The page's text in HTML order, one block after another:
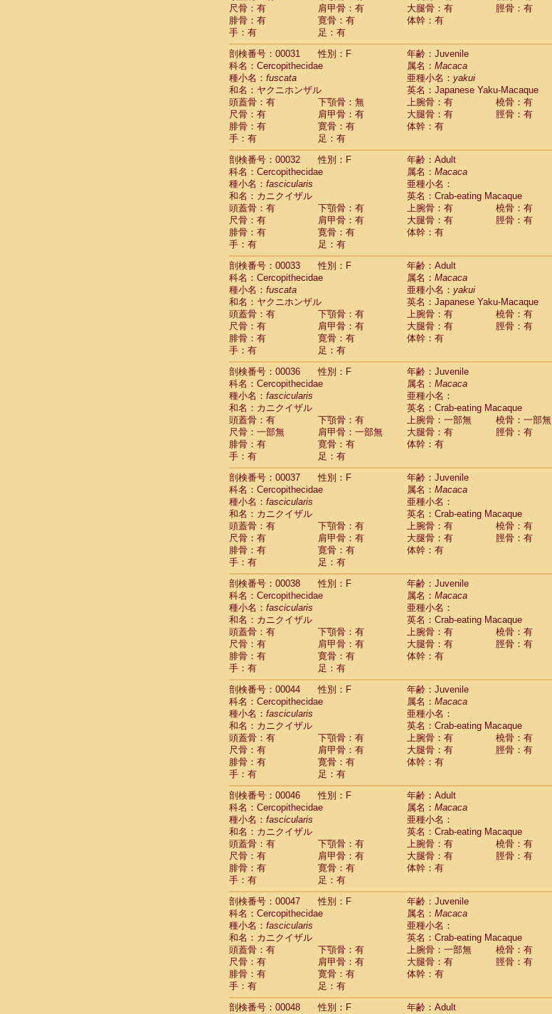
(0)
Pitheciidae Callicebus
Pitheciidae Chiropotes satanas
Pitheciidae Pithecia monachus
Pitheciidae Pithecia pithecia (0)
Cercopithecidae Cercocebus agilis (0)
Cercopithecidae Cercocebus galeritus chrysogaster
Cercopithecidae Cercocebus torquatus atys (0)
CercopithecidaeCercocebus torquatus lunulatus(1)
CercopithecidaeCercocebus torquatus torquatus(0)
CercopithecidaeCercocebus hybrid(2)
CercopithecidaeCercocebus
CercopithecidaeLophocebus albigena(0)
Cercopithecidae (0)
Cercopithecidae Papio cynocephalus (7)
Cercopithecidae Papio hamadryas(1)
CercopithecidaePapio papio
CercopithecidaePapio
CercopithecidaeMandrillus leucophaeus
CercopithecidaeMandrillus sphinx
CercopithecidaeTheropithecus gelada(0)
CercopithecidaeMacaca arctoides(3)
Cercopithecidae Macaca assamensis
Cercopithecidae Macaca brunnescens (0)
CercopithecidaeMacaca cyclopis (17)
CercopithecidaeMacaca fascicularis (313)
CercopithecidaeMacaca fuscaca fuscata
CercopithecidaeMacaca fuscata yakui
CercopithecidaeMacaca fuscatahybrid(1)
CercopithecidaeMacaca maura(3)
Cercopithecidae Macaca mulatta(55)
Cercopithecidae Macaca nemestrina(3)
Cercopithecidae Macaca nigra(0)
CercopithecidaeMacaca radiata(27)
CercopithecidaeMacaca silenus(0)
CercopithecidaeMacaca sinica (1)
CercopithecidaeMacaca sylvanus
CercopithecidaeMacaca thibetana (0)
Cercopithecidae Macaca tonkeana (0)
Cercopithecidae hybrid(1)
Cercopithecidae (0)
CercopithecidaeAllenopithecus nigroviridis
CercopithecidaeCercopithecus ascanius
CercopithecidaeCercopithecus ascanius schmidti
CercopithecidaeCercopithecus cephus
CercopithecidaeCercopithecus diana
CercopithecidaeCercopithecus hamlyni
Cercopithecidae Cercopithecus lhoesti
Cercopithecidae Cercopithecus mitis(1)
CercopithecidaeCercopithecus mitis doggetti
CercopithecidaeCercopithecus mitis albogularis(0)
CercopithecidaeCercopithecus mona
CercopithecidaeCercopithecus neglectus
CercopithecidaeCercopithecus nigroviridis(0)
CercopithecidaeCercopithecus petaurista buettikoferi
Cercopithecidae Cercopithecusspp.(0)
Cercopithecidae Chlorocebus aethiops
CercopithecidaeChlorocebus pygerythrus cynosuros (0)
CercopithecidaeErythrocebus patas (30)
CercopithecidaeMiopithecus talapoin
CercopithecidaeCercopithecinae spp.
CercopithecidaeColobus angolensis
CercopithecidaeColobus guereza (0)
Cercopithecidae Colobus polykomos(0)
Cercopithecidae Piliocolobus badius(0)
Cercopithecidae Kasi senex vetulus(1)
CercopithecidaeKasi senex
CercopithecidaeNasalis larvatus(0)
CercopithecidaePresbytes melalophos
CercopithecidaePygathrix nemaeus
CercopithecidaeSemnopithecus entellus(15)
Cercopithecidae Trachypithecus cristatus(0)
Cercopithecidae Trachypithecus francoisi
Cercopithecidae Trachypithecus obscurus(4)
CercopithecidaeTrachypithecus pileatus(0)
CercopithecidaeColobinae spp.(0)
CercopithecidaePresbytesinaespp.(0)
CercopithecidaeCercopithecidae
HylobatidaeHoolock hoolock(1)
尺骨：有
肩甲骨：有 大腿骨：有
脛骨：有
腓骨：有
寛骨：有
体幹：有
手：有
足：有
剖検番号：00031
性別：F
年齢：Juvenile
科名：Cercopithecidae
属名： Macaca
種小名： fuscata 亜種小名： yakui
和名：ヤクニホンザル
英名：Japanese Yaku-Macaque
頭蓋骨：有
下顎骨：無 上腕骨：有
橈骨：有
尺骨：有
肩甲骨：有 大腿骨：有
脛骨：有
腓骨：有
寛骨：有
体幹：有
手：有
足：有
剖検番号：00032
性別：F
年齢：Adult
科名：Cercopithecidae
属名： Macaca
種小名： fascicularis
亜種小名：
和名：カニクイザル
英名：Crab-eating Macaque
頭蓋骨：有
下顎骨：有 上腕骨：有
橈骨：有
尺骨：有
肩甲骨：有 大腿骨：有
脛骨：有
腓骨：有
寛骨：有
体幹：有
手：有
足：有
剖検番号：00033
性別：F
年齢：Adult
科名：Cercopithecidae
属名： Macaca
種小名： fuscata 亜種小名： yakui
和名：ヤクニホンザル
英名：Japanese Yaku-Macaque
頭蓋骨：有
下顎骨：有 上腕骨：有
橈骨：有
尺骨：有
肩甲骨：有 大腿骨：有
脛骨：有
腓骨：有
寛骨：有
体幹：有
手：有
足：有
剖検番号：00036
性別：F
年齢：Juvenile
科名：Cercopithecidae
属名： Macaca
種小名： fascicularis
亜種小名：
和名：カニクイザル
英名：Crab-eating Macaque
頭蓋骨：有
下顎骨：有 上腕骨：一部無
橈骨：一部無
尺骨：一部無
肩甲骨：一部無 大腿骨：有
脛骨：有
腓骨：有
寛骨：有
体幹：有
手：有
足：有
剖検番号：00037
性別：F
年齢：Juvenile
科名：Cercopithecidae
属名： Macaca
種小名： fascicularis
亜種小名：
和名：カニクイザル
英名：Crab-eating Macaque
頭蓋骨：有
下顎骨：有 上腕骨：有
橈骨：有
尺骨：有
肩甲骨：有 大腿骨：有
脛骨：有
腓骨：有
寛骨：有
体幹：有
手：有
足：有
剖検番号：00038
性別：F
年齢：Juvenile
科名：Cercopithecidae
属名： Macaca
種小名： fascicularis
亜種小名：
和名：カニクイザル
英名：Crab-eating Macaque
頭蓋骨：有
下顎骨：有 上腕骨：有
橈骨：有
尺骨：有
肩甲骨：有 大腿骨：有
脛骨：有
腓骨：有
寛骨：有
体幹：有
手：有
足：有
剖検番号：00044
性別：F
年齢：Juvenile
科名：Cercopithecidae
属名： Macaca
種小名： fascicularis
亜種小名：
和名：カニクイザル
英名：Crab-eating Macaque
頭蓋骨：有
下顎骨：有 上腕骨：有
橈骨：有
尺骨：有
肩甲骨：有 大腿骨：有
脛骨：有
腓骨：有
寛骨：有
体幹：有
手：有
足：有
剖検番号：00046
性別：F
年齢：Adult
科名：Cercopithecidae
属名： Macaca
種小名： fascicularis
亜種小名：
和名：カニクイザル
英名：Crab-eating Macaque
頭蓋骨：有
下顎骨：有 上腕骨：有
橈骨：有
尺骨：有
肩甲骨：有 大腿骨：有
脛骨：有
腓骨：有
寛骨：有
体幹：有
手：有
足：有
剖検番号：00047
性別：F
年齢：Juvenile
科名：Cercopithecidae
属名： Macaca
種小名： fascicularis
亜種小名：
和名：カニクイザル
英名：Crab-eating Macaque
頭蓋骨：有
下顎骨：有 上腕骨：一部無
橈骨：有
尺骨：有
肩甲骨：有 大腿骨：有
脛骨：有
腓骨：有
寛骨：有
体幹：有
手：有
足：有
剖検番号：00048
性別：F
年齢：Adult